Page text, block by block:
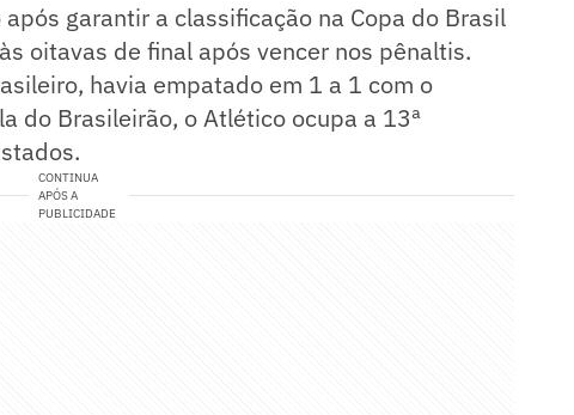
garantir a classificação na Copa do Brasil
oitavas de final após vencer nos pênaltis.
havia empatado em 1 a 1 com o
do Brasileirão, o Atlético ocupa a 13ª
CONTINUA
APÓS A
PUBLICIDADE